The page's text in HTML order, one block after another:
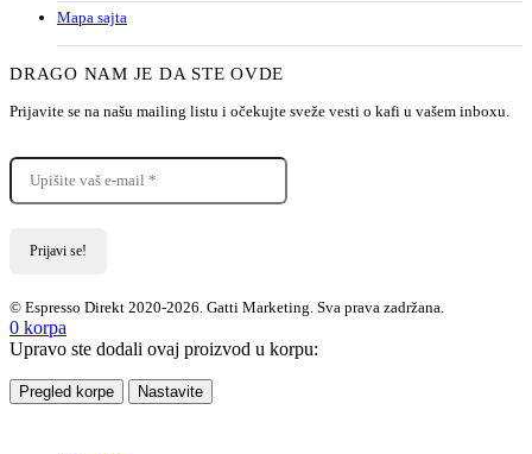
Mapa sajta
DRAGO NAM JE DA STE OVDE
Prijavite se na našu mailing listu i očekujte sveže vesti o kafi u vašem inboxu.
© Espresso Direkt 2020-2026. Gatti Marketing. Sva prava zadržana.
0 korpa
Upravo ste dodali ovaj proizvod u korpu:
Pregled korpe Nastavite